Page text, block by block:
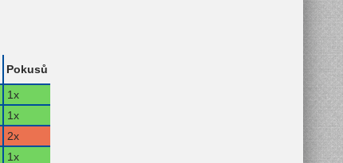
Pokusů
1x
1x
2x
1x